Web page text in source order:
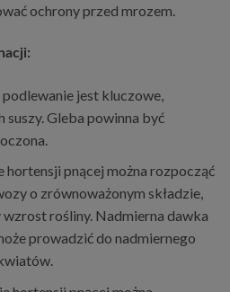
ochrony przed mrozem.
jest kluczowe,
suszy. Gleba powinna być
hortensji pnącej można rozpocząć
o zrównoważonym składzie,
rośliny. Nadmierna dawka
prowadzić do nadmiernego